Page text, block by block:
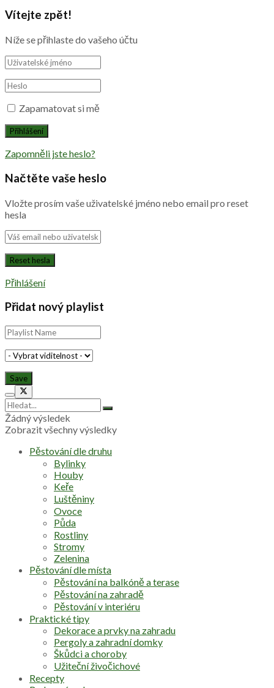
Vítejte zpět!
Níže se přihlaste do vašeho účtu
Zapamatovat si mě
Zapomněli jste heslo?
Načtěte vaše heslo
Vložte prosím vaše uživatelské jméno nebo email pro reset
hesla
Přihlášení
Přidat nový playlist
Žádný výsledek
Zobrazit všechny výsledky
Pěstování dle druhu
Bylinky
Houby
Keře
Luštěniny
Ovoce
Půda
Rostliny
Stromy
Zelenina
Pěstování dle místa
Pěstování na balkóně a terase
Pěstování na zahradě
Pěstování v interiéru
Praktické tipy
Dekorace a prvky na zahradu
Pergoly a zahradní domky
Škůdci a choroby
Užiteční živočichové
Recepty